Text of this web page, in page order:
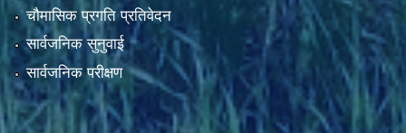
चौमासिक प्रगति प्रतिवेदन
सार्वजनिक सुनुवाई
सार्वजनिक परीक्षण